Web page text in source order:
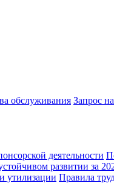
обслуживания Запрос
деятельности
развитии за
утилизации Правила